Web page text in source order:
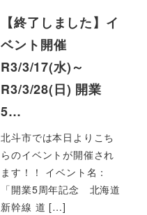
【終了しました】イ
ベント開催
R3/3/17(水)～
R3/3/28(日) 開業
5…
北斗市では本日よりこち
らのイベントが開催され
ます！！ イベント名：
「開業5周年記念 北海道
新幹線 道 […]